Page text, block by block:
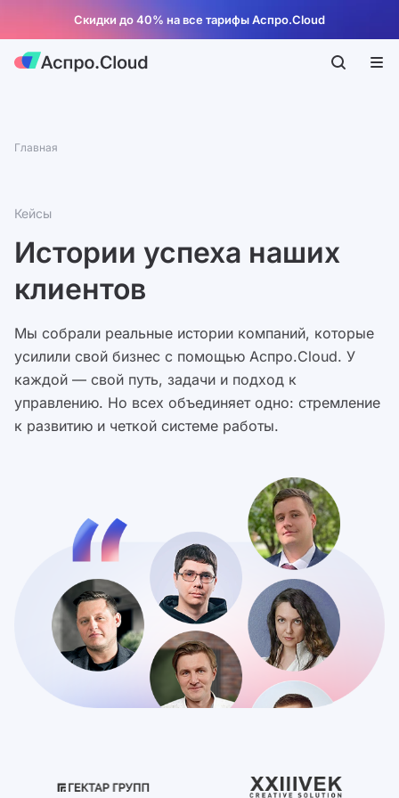
Скидки до 40% на все тарифы Аспро.Cloud
Главная
Кейсы
Истории успеха наших
клиентов
Мы собрали реальные истории компаний, которые
усилили свой бизнес с помощью Аспро.Cloud. У
каждой — свой путь, задачи и подход к
управлению. Но всех объединяет одно: стремление
к развитию и четкой системе работы.